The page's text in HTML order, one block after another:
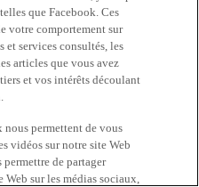
que Facebook. Ces
votre comportement sur
et services consultés, les
articles que vous avez
et vos intérêts découlant
nous permettent de vous
vidéos sur notre site Web
de partager
sur les médias sociaux,